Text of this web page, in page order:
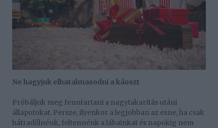
Ne hagyjuk elhatalmasodni a káoszt
Próbáljuk meg fenntartani a nagytakarítás utáni
állapotokat. Persze, ilyenkor a legjobban az esne, ha csak
hátradőlnénk, feltennénk a lábainkat és napokig nem